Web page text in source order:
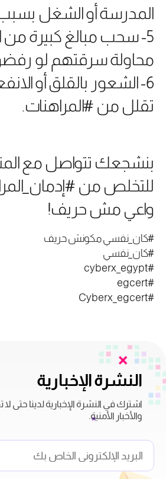
المدرسة أو الشغل بسبب
5- سحب مبالغ كبيرة من
محاولة سرقتهم لو
6- الشعور بالقلق أو
تقلل من #المراهنات.
بنشجعك تتواصل مع
للتخلص من
واعي مش حريف!
#كان_نفسي مكونش حريف
#كان_نفسي
#cyberx_egypt
#egcert
#Cyberx_egcert
النشرة الإخبارية
اشترك في النشرة الإخبارية لدينا حتى
والأخبار الأمنية.